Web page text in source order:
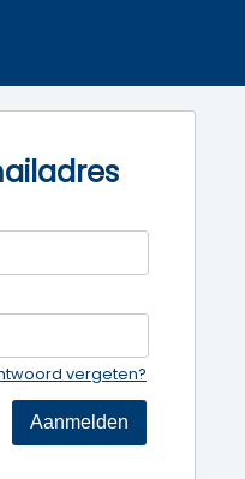
vergeten?
Aanmelden